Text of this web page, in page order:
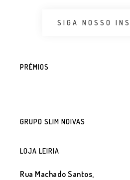
SIGA NOSSO
PRÉMIOS
GRUPO SLIM NOIVAS
LOJA LEIRIA
Rua Machado Santos,